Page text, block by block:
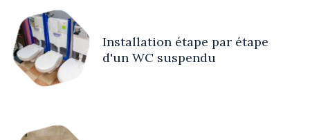
Installation étape par étape
d'un WC suspendu